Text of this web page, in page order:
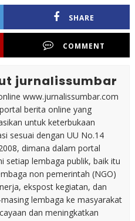
SHARE
COMMENT
jurnalissumbar
www.jurnalissumbar.com
berita online yang
untuk keterbukaan
sesuai dengan UU No.14
dimana dalam portal
setiap lembaga publik, baik itu
non pemerintah (NGO)
ekspost kegiatan, dan
lembaga ke masyarakat
dan meningkatkan